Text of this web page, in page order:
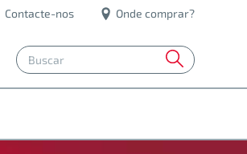
Contacte-nos Onde comprar?